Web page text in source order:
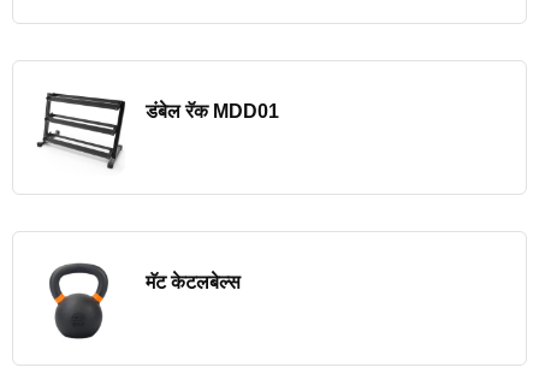
डंबेल रॅक MDD01
मॅट केटलबेल्स